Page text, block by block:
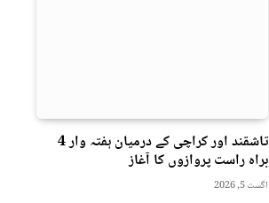
تاشقند اور کراچی کے درمیان ہفتہ وار 4
براہ راست پروازوں کا آغاز
اگست 5, 2026